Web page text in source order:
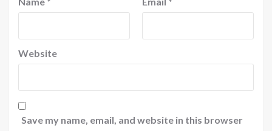
Website
Save my name, email, and website in this browser